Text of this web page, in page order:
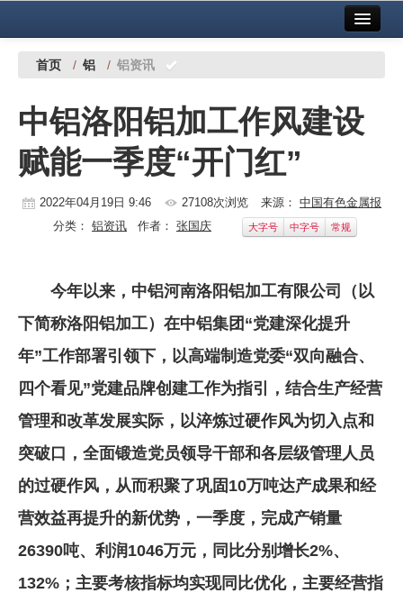
中国有色金属报社主办 广告服务
铜镍铅锌
铝
稀有稀土
镁钛
地矿 建设
党建工作
企业文化
《资源再生》杂志
数字报
首页 / 铝 / 铝资讯
中铝洛阳铝加工作风建设
赋能一季度“开门红”
2022年04月19日 9:46 27108次浏览 来源： 中国有色金属报
分类： 铝资讯 作者： 张国庆 大字号 中字号 常规
今年以来，中铝河南洛阳铝加工有限公司（以
下简称洛阳铝加工）在中铝集团“党建深化提升
年”工作部署引领下，以高端制造党委“双向融合、
四个看见”党建品牌创建工作为指引，结合生产经营
管理和改革发展实际，以淬炼过硬作风为切入点和
突破口，全面锻造党员领导干部和各层级管理人员
的过硬作风，从而积聚了巩固10万吨达产成果和经
营效益再提升的新优势，一季度，完成产销量
26390吨、利润1046万元，同比分别增长2%、
132%；主要考核指标均实现同比优化，主要经营指